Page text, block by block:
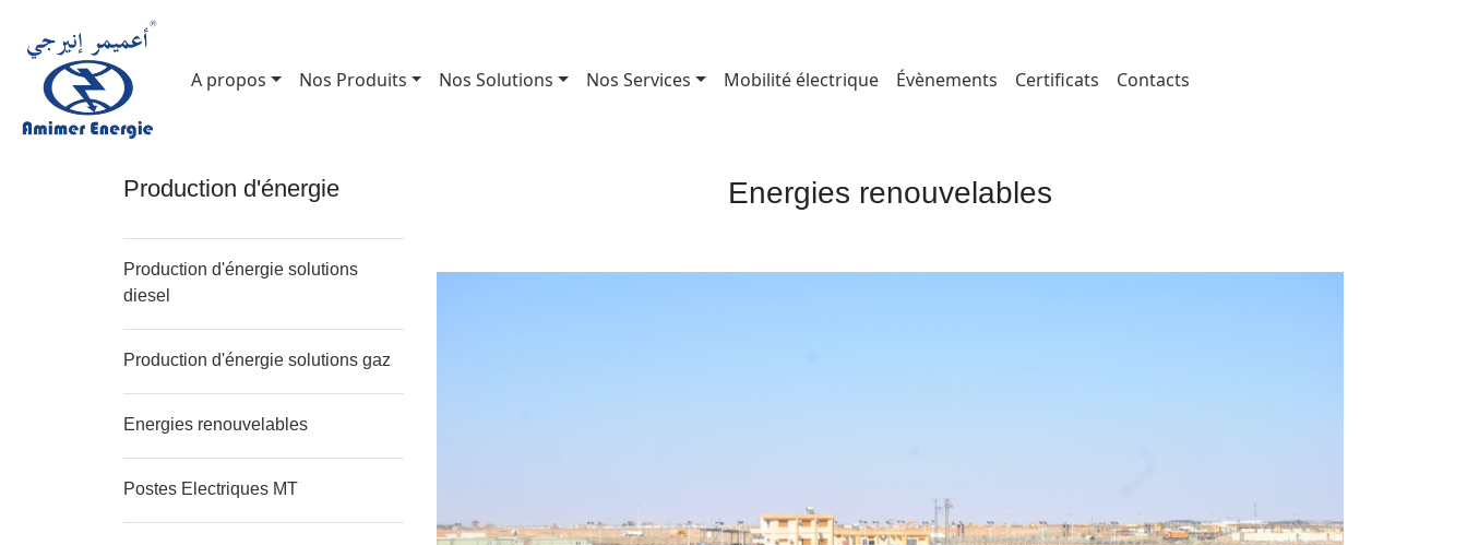
A propos Nos Produits Nos Solutions Nos Services Mobilité électrique Évènements Certificats Contacts
Production d'énergie
Production d'énergie solutions
diesel
Production d'énergie solutions gaz
Energies renouvelables
Postes Electriques MT
Energies renouvelables